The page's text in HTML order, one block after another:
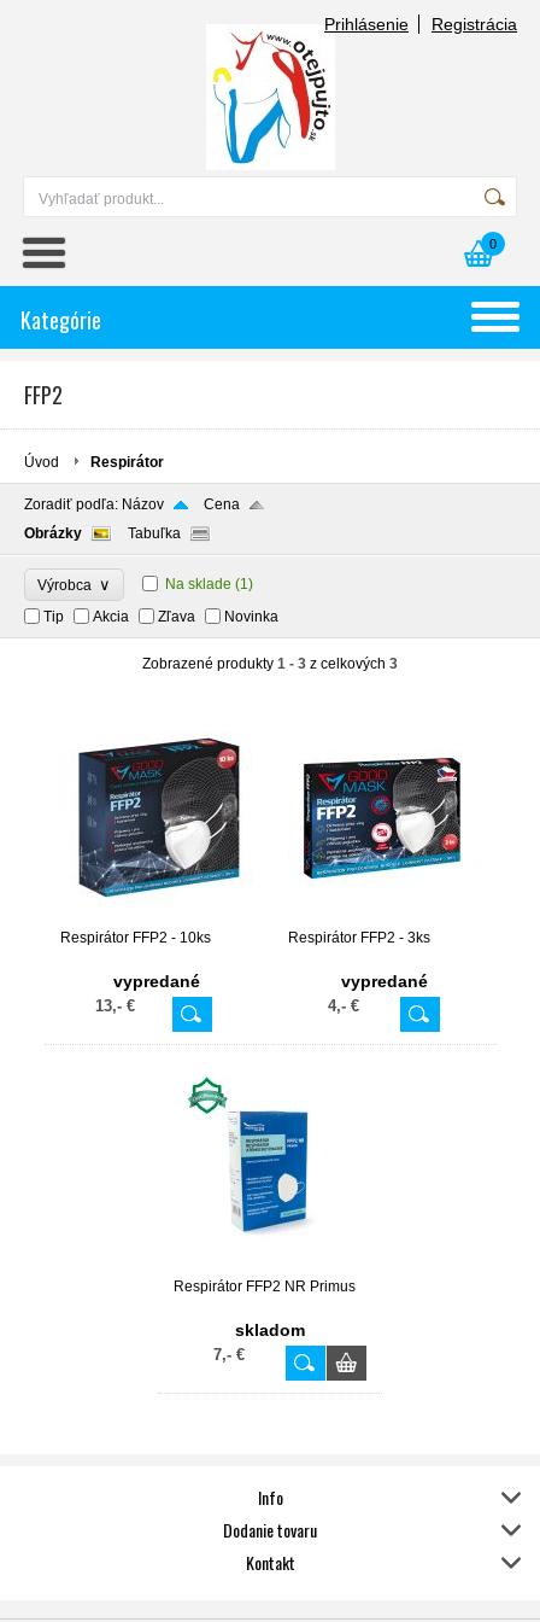
Prihlásenie Registrácia
0
Kategórie
FFP2
Úvod Respirátor
Zoradiť podľa: Názov
Cena
Obrázky
Tabuľka
Výrobca ∨ Na sklade (1)
Tip
Akcia Zľava Novinka
Zobrazené produkty 1 - 3 z celkových 3
Respirátor FFP2 - 10ks
vypredané
13,- €
Respirátor FFP2 - 3ks
vypredané
4,- €
Respirátor FFP2 NR Primus
skladom
7,- €
Info
Dodanie tovaru
Kontakt